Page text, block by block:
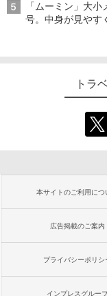
「ムーミン」大
号。中身が見やす
トラ
本サイトのご利用につ
広告掲載のご案内
プライバシーポリシ
インプレスグルー